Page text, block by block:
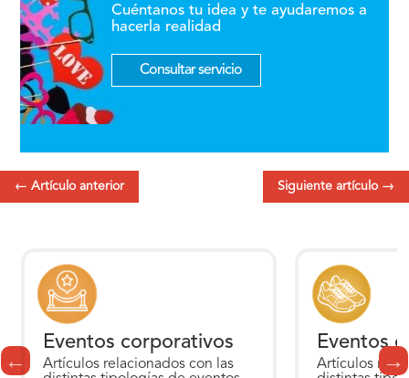
Cuéntanos tu idea y te ayudaremos a
hacerla realidad
Consultar servicio
← Artículo anterior Siguiente artículo→
Eventos corporativos
Artículos relacionados con las
Eventos
Artículos